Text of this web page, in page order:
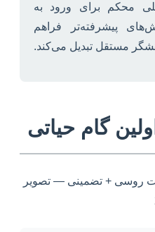
پلی محکم برای ورود به
پیشرفته‌تر فراهم
مستقل تبدیل می‌کند.
گام حیاتی